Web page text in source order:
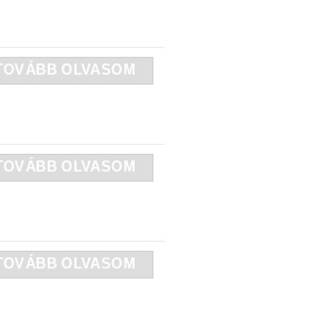
TOVÁBB OLVASOM
TOVÁBB OLVASOM
TOVÁBB OLVASOM